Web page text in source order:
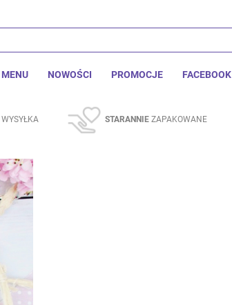
MENU NOWOŚCI PROMOCJE FACEBOOK
WYSYŁKA STARANNIE ZAPAKOWANE